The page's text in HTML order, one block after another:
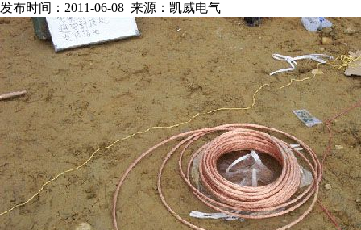
发布时间：2011-06-08 来源：凯威电气